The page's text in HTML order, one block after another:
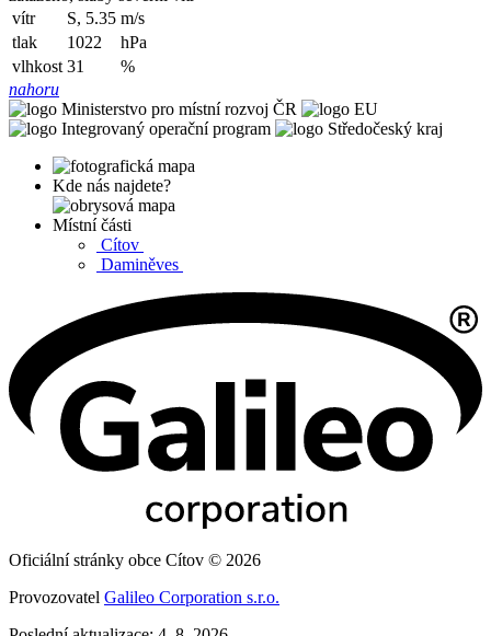
vítr
S, 5.35 m/s
tlak
1022
hPa
vlhkost 31
%
nahoru
Kde nás najdete?
Místní části
Cítov
Daminěves
Oficiální stránky obce Cítov © 2026
Provozovatel Galileo Corporation s.r.o.